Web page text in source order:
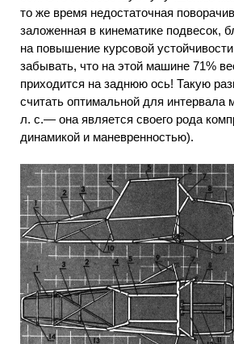
то же время недостаточная
заложенная в кинематике подвесок,
на повышение курсовой
забывать, что на этой машине 71%
приходится на заднюю ось! Такую
считать оптимальной для
л. с.— она является своего рода
динамикой и маневренностью).